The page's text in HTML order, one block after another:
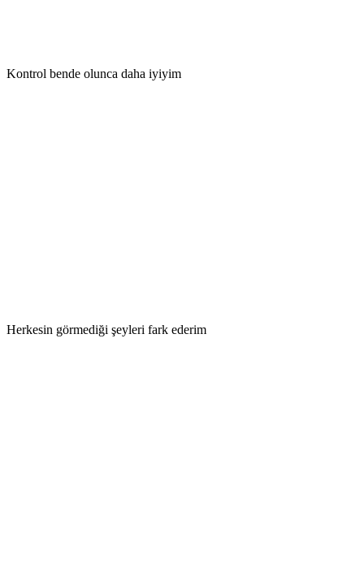
Kontrol bende olunca daha iyiyim
Herkesin görmediği şeyleri fark ederim